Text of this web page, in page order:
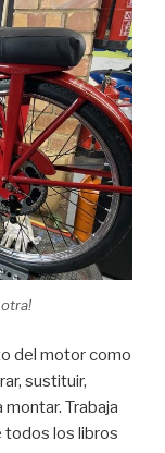
del motor como
sustituir,
montar. Trabaja
todos los libros